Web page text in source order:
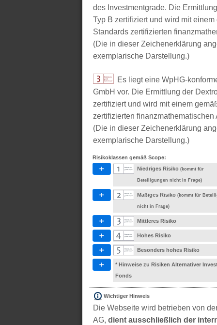
des Investmentgrade. Die
Typ B zertifiziert und wird mit
Standards zertifizierten
(Die in dieser Zeichenerklärung
exemplarische Darstellung.)
Es liegt eine WpHG-
GmbH vor. Die Ermittlung der
zertifiziert und wird mit einem
zertifizierten
(Die in dieser Zeichenerklärung
exemplarische Darstellung.)
Risikoklassen gemäß Scope:
Niedriges Risiko (kommt für
Beteiligungen nicht in Frage)
Mäßiges Risiko (kommt für
nicht in Frage)
Mittleres Risiko
Hohes Risiko
Besonders hohes Risiko
* Hinweise zu Risiken Alternativer
Fonds
Wichtiger Hinweis
Die Webseite wird betrieben von
AG, dient ausschließlich der